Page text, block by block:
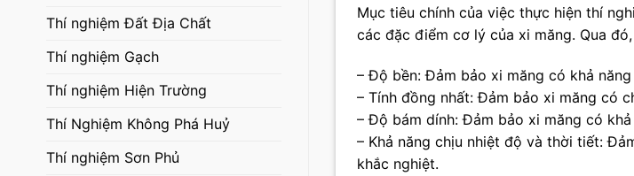
Thí nghiệm Đất Địa Chất
Thí nghiệm Gạch
Thí nghiệm Hiện Trường
Thí Nghiệm Không Phá Huỷ
Thí nghiệm Sơn Phủ
Mục tiêu chính của việc thực hiện thí
các đặc điểm cơ lý của xi măng. Qua
– Độ bền: Đảm bảo xi măng có khả
– Tính đồng nhất: Đảm bảo xi măng có
– Độ bám dính: Đảm bảo xi măng có
– Khả năng chịu nhiệt độ và thời tiết:
khắc nghiệt.